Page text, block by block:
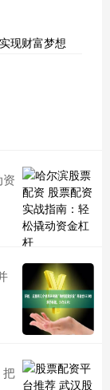
现财富梦想
把